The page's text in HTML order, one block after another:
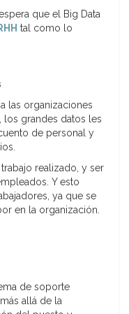
que el Big Data
tal como lo
las organizaciones
los grandes datos les
de personal y
realizado, y ser
Y esto
ya que se
en la organización.
de soporte
allá de la